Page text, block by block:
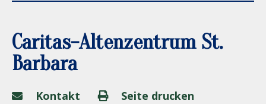
Caritas-Altenzentrum St.
Barbara
Kontakt Seite drucken